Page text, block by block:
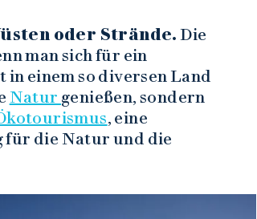
oder Strände. Die
man sich für ein
einem so diversen Land
Natur genießen, sondern
, eine
für die Natur und die